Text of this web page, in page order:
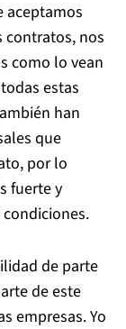
aceptamos
nos
como lo vean
estas
han
que
por lo
fuerte y
de parte
de este
empresas. Yo